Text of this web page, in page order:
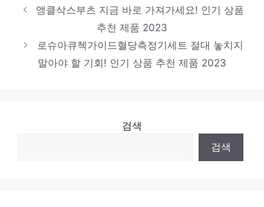
앵클삭스부츠 지금 바로 가져가세요! 인기 상품
추천 제품 2023
로슈아큐첵가이드혈당측정기세트 절대 놓치지
말아야 할 기회! 인기 상품 추천 제품 2023
검색
검색